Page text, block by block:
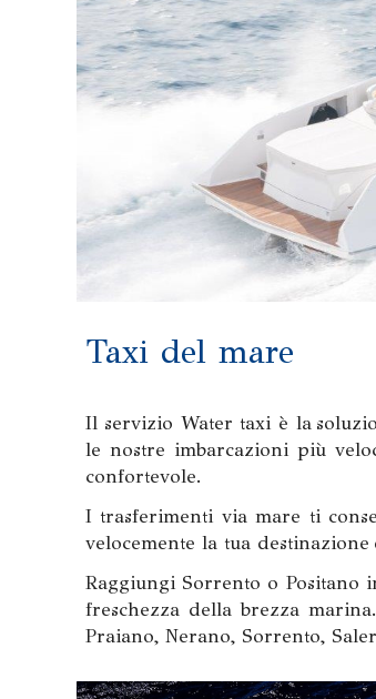
Taxi del mare
Il servizio Water taxi è la
le nostre imbarcazioni più
confortevole.
I trasferimenti via mare ti
velocemente la tua
Raggiungi Sorrento o
freschezza della brezza
Praiano, Nerano, Sorrento,